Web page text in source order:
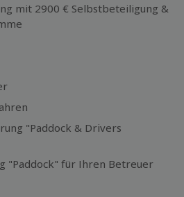
mit 2900 € Selbstbeteiligung &
"Paddock & Drivers
"Paddock" für Ihren Betreuer